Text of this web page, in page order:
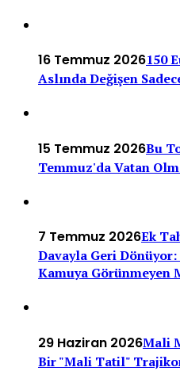
16 Temmuz 2026150
Aslında Değişen
15 Temmuz 2026Bu
Temmuz'da Vatan
7 Temmuz 2026Ek
Davayla Geri
Kamuya Görünmeyen
29 Haziran 2026Mali
Bir "Mali Tatil"